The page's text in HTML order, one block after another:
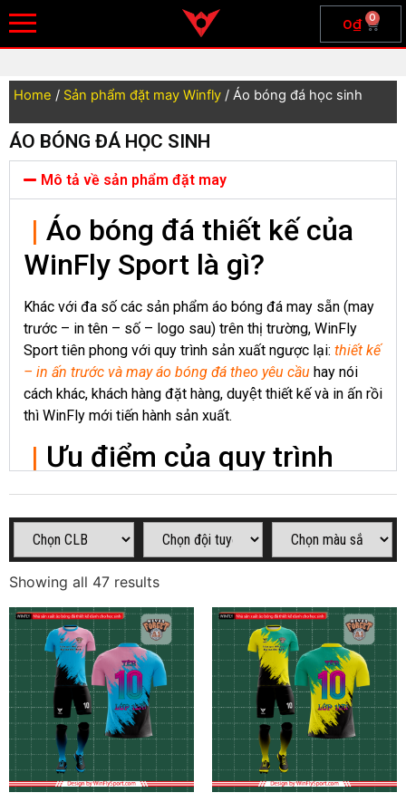
0₫ 0
Home / Sản phẩm đặt may Winfly / Áo bóng đá học sinh
ÁO BÓNG ĐÁ HỌC SINH
Mô tả về sản phẩm đặt may
| Áo bóng đá thiết kế của
WinFly Sport là gì?
Khác với đa số các sản phẩm áo bóng đá may sẵn (may
trước – in tên – số – logo sau) trên thị trường, WinFly
Sport tiên phong với quy trình sản xuất ngược lại: thiết kế
– in ấn trước và may áo bóng đá theo yêu cầu hay nói
cách khác, khách hàng đặt hàng, duyệt thiết kế và in ấn rồi
thì WinFly mới tiến hành sản xuất.
| Ưu điểm của quy trình
sản xuất áo bóng đá thiết
kế của WinFly Sport
Một bộ quần áo bóng đá có thiết kế khác biệt và mang
bản sắc riêng là yêu cầu vô cùng quan trọng của các
team đá bóng. Ưu điểm nổi bật của quy trình sản xuất áo
bóng đá thiết kế theo yêu cầu của WinFly Sport đó là:
Thiết kế sản phẩm vô cùng đa dạng, lên đến hàng
ngàn thiết kế giúp khách hàng có thể chọn cho team
mình những mẫu áo độc – lạ, không đụng hàng và
khác biệt hoàn toàn các sản phẩm hiện có trên thị
trường.
Khách hàng có thể tùy chỉnh thiết kế, màu sắc, kiểu
Showing all 47 results